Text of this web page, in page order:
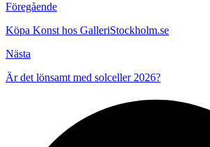
Föregående
Köpa Konst hos GalleriStockholm.se
Nästa
Är det lönsamt med solceller 2026?